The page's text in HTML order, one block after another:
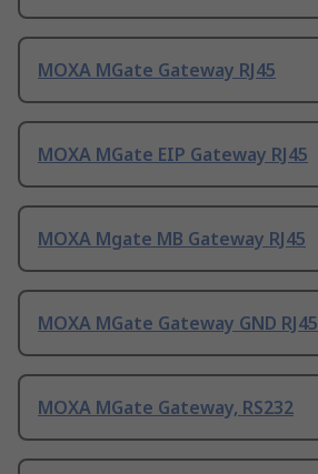
MOXA MGate Gateway RJ45
MOXA MGate EIP Gateway RJ45
MOXA Mgate MB Gateway RJ45
MOXA MGate Gateway GND RJ45
MOXA MGate Gateway, RS232